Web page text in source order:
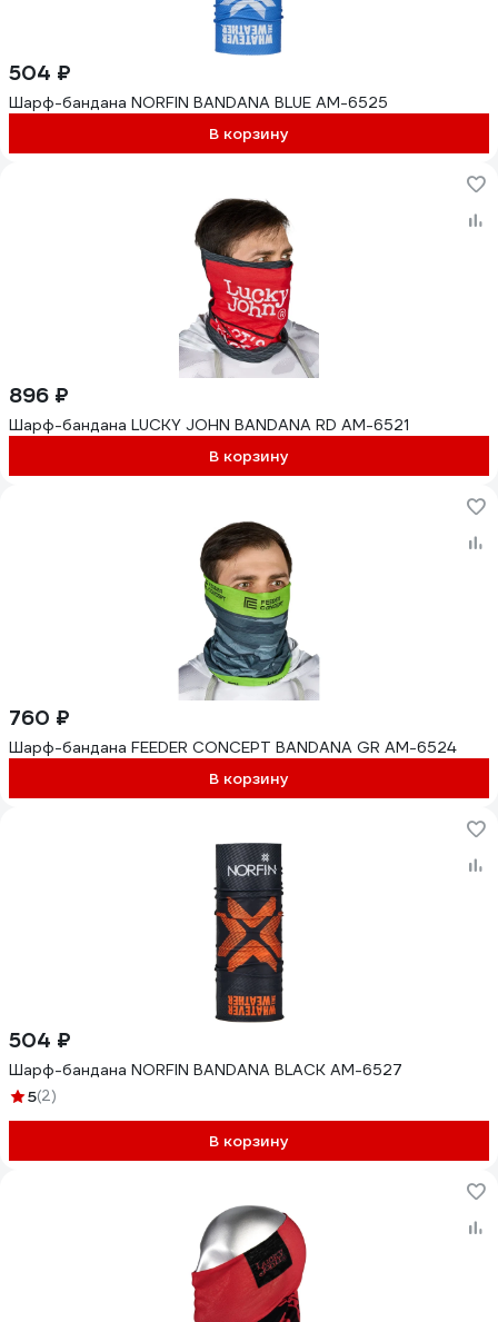
504 ₽
Шарф-бандана NORFIN BANDANA BLUE AM-6525
В корзину
896 ₽
Шарф-бандана LUCKY JOHN BANDANA RD AM-6521
В корзину
760 ₽
Шарф-бандана FEEDER CONCEPT BANDANA GR AM-6524
В корзину
504 ₽
Шарф-бандана NORFIN BANDANA BLACK AM-6527
5(2)
В корзину